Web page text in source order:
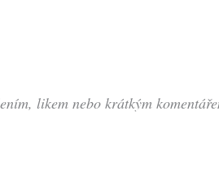
likem nebo krátkým